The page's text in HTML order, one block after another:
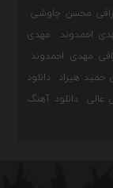
محسن چاوشی
احمدوند
مهدی
مهدی احمدوند
حمید هیراد
دانلود
عالی
دانلود آهنگ